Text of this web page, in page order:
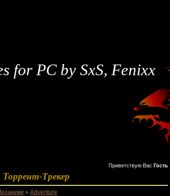
for PC by SxS, Fenixx
Приветствую Вас Гость
Торрент-Трекер
» Adventure